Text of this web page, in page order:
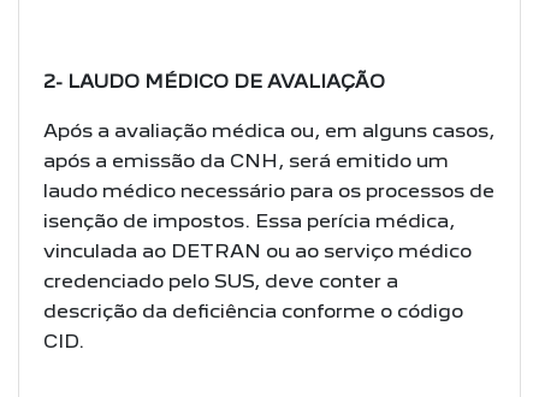
2- LAUDO MÉDICO DE AVALIAÇÃO
Após a avaliação médica ou, em alguns casos,
após a emissão da CNH, será emitido um
laudo médico necessário para os processos de
isenção de impostos. Essa perícia médica,
vinculada ao DETRAN ou ao serviço médico
credenciado pelo SUS, deve conter a
descrição da deficiência conforme o código
CID.